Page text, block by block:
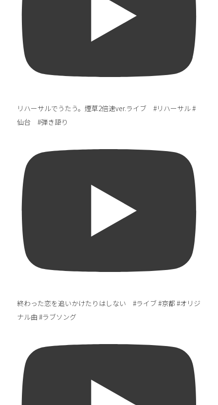
リハーサルでうたう。煙草2倍速ver.ライブ #リハーサル #
仙台 #弾き語り
終わった恋を追いかけたりはしない #ライブ #京都 #オリジ
ナル曲 #ラブソング